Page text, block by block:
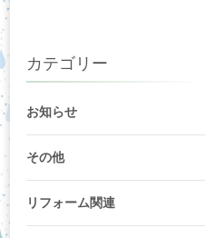
カテゴリー
お知らせ
その他
リフォーム関連